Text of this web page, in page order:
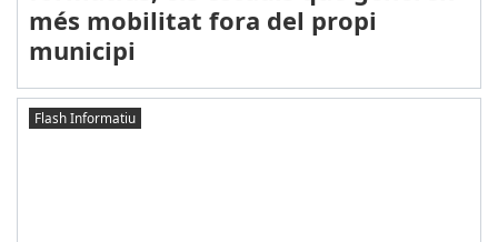
més mobilitat fora del propi
municipi
Flash Informatiu